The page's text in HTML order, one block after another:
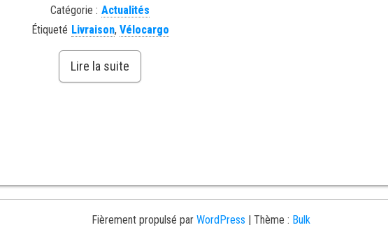
Catégorie : Actualités
Étiqueté Livraison, Vélocargo
Lire la suite
Fièrement propulsé par WordPress | Thème : Bulk